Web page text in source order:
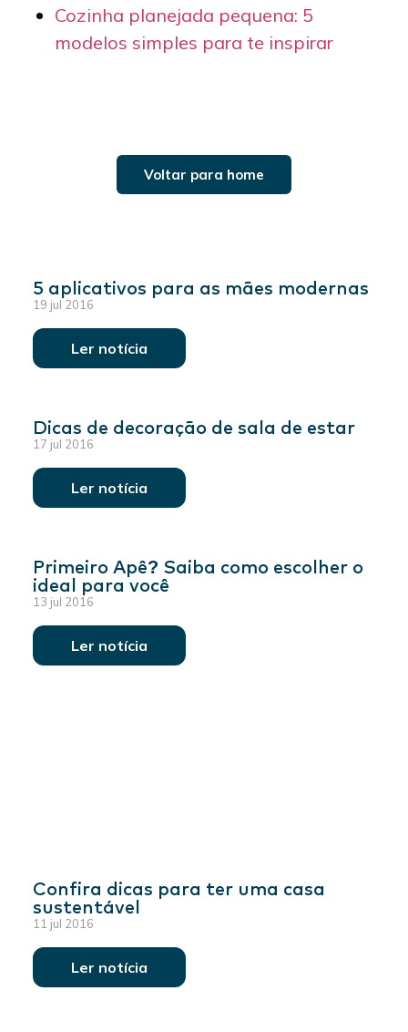
Cozinha planejada pequena: 5
modelos simples para te inspirar
Voltar para home
5 aplicativos para as mães modernas
19 jul 2016
Ler notícia
Dicas de decoração de sala de estar
17 jul 2016
Ler notícia
Primeiro Apê? Saiba como escolher o
ideal para você
13 jul 2016
Ler notícia
Confira dicas para ter uma casa
sustentável
11 jul 2016
Ler notícia